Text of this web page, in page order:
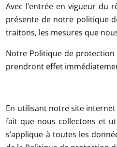
Avec l’entrée en vigueur du
présente de notre politique
traitons, les mesures que
Notre Politique de protection
prendront effet
En utilisant notre site
fait que nous collectons et
s’applique à toutes les